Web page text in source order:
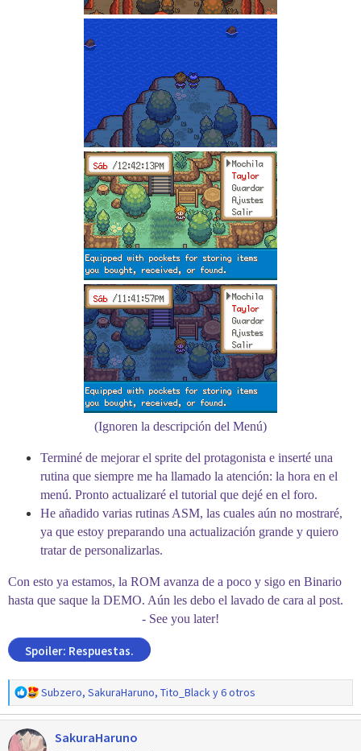
Características
Tiles completamente renovados y con un estilo
"fresco".
Gráficos personalizados con el estilo SW/SH.
Una historia con muchísimas sorpresas.
Nueva banda sonora.
Podrás jugar con dos personajes. (Habrán dos
protagonistas, esto no viene en la sinopsis).
Una Pokédex completamente personalizada añadiendo
varios Pokémon de diversas generaciones. (Sin usar
bases).
Diversas rutinas ASM (mecánicas) para enriquecer la
experiencia del jugador.
Muchas otras cosas que serán añadidas.(Ésta lista se
extenderá).
Spoiler:Agradecimientos
Spoiler:Créditos
***
Bueno, eso sería todo.
créditos o en los agradecimientos avísenme. Recomiendo
encarecidamente leer bien la sinopsis para entender "lo que
quiero hacer" y tener "un mejor contexto", tomen en cuenta las
comillas y blabla. Saludos a todos.
reaccionar no te quitará mucho tiempo, eh.
Me despido, nos vemos en otro DraicoPost (?)
Spoiler
(Ignoren la descripción del Menú)
Terminé de mejorar el sprite del protagonista e inserté una
rutina que siempre me ha llamado la atención: la hora en el
menú. Pronto actualizaré el tutorial que dejé en el foro.
He añadido varias rutinas ASM, las cuales aún no mostraré,
ya que estoy preparando una actualización grande y quiero
tratar de personalizarlas.
Con esto ya estamos, la ROM avanza de a poco y sigo en Binario
hasta que saque la DEMO. Aún les debo el lavado de cara al post.
- See you later!
Spoiler: Respuestas.
R
e
a
c
Subzero, SakuraHaruno, Tito_Blacky 6 otros
SakuraHaruno